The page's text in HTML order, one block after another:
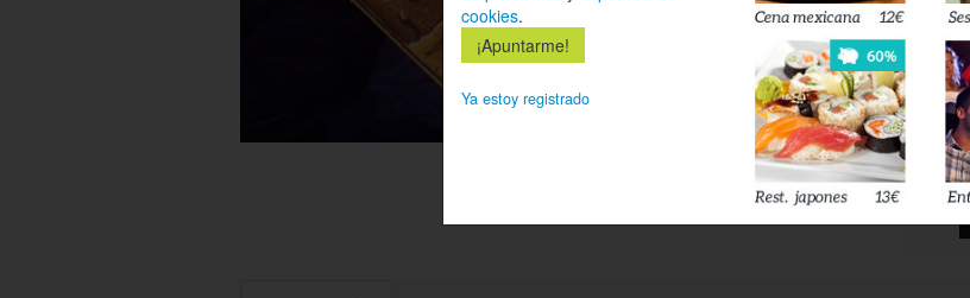
cookies.
Ya estoy registrado